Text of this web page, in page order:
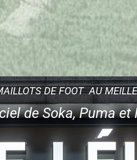
DE FOOT AU
de Soka, Puma et